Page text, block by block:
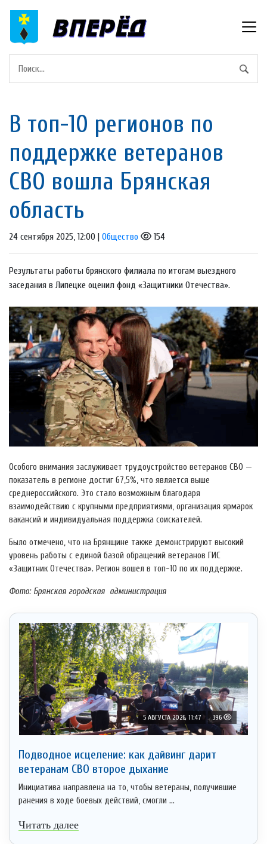
В топ-10 регионов по
поддержке ветеранов
СВО вошла Брянская
область
24 сентября 2025, 12:00 | Общество 154
Результаты работы брянского филиала по итогам выездного
заседания в Липецке оценил фонд «Защитники Отечества».
Особого внимания заслуживает трудоустройство ветеранов СВО —
показатель в регионе достиг 67,5%, что является выше
среднероссийского. Это стало возможным благодаря
взаимодействию с крупными предприятиями, организация ярмарок
вакансий и индивидуальная поддержка соискателей.
Было отмечено, что на Брянщине также демонстрируют высокий
уровень работы с единой базой обращений ветеранов ГИС
«Защитник Отечества». Регион вошел в топ-10 по их поддержке.
Фото: Брянская городская администрация
5 АВГУСТА 2026, 11:47 396
Подводное исцеление: как дайвинг дарит
ветеранам СВО второе дыхание
Инициатива направлена на то, чтобы ветераны, получившие
ранения в ходе боевых действий, смогли ...
Читать далее